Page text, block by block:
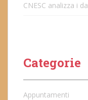
CNESC analizza i
Categorie
Appuntamenti